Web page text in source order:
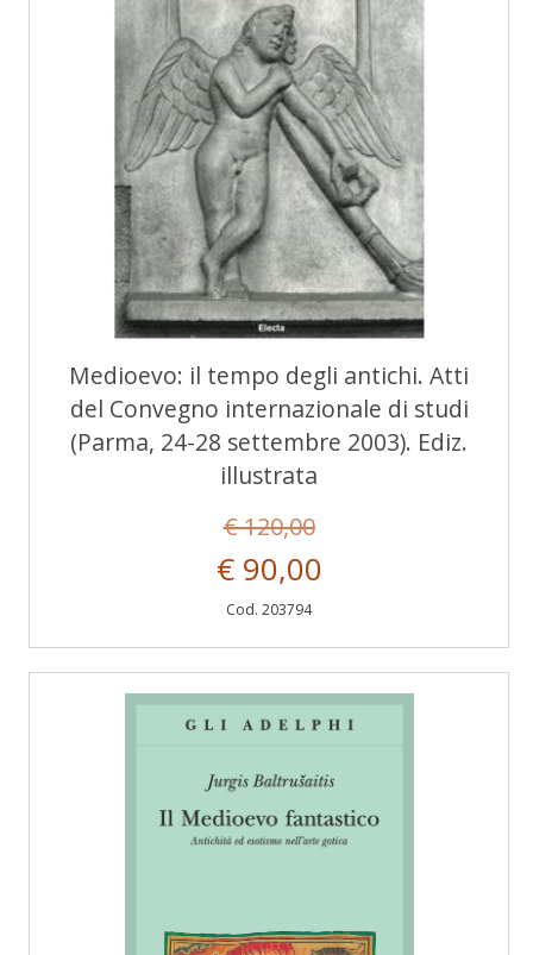
Medioevo: il tempo degli antichi. Atti
del Convegno internazionale di studi
(Parma, 24-28 settembre 2003). Ediz.
illustrata
€ 120,00
€ 90,00
Cod. 203794